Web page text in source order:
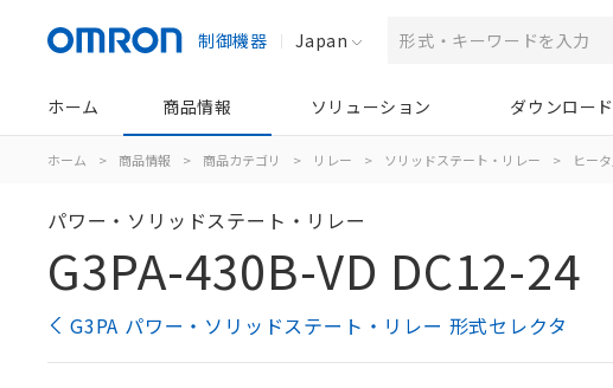
制御機器 Japan
ホーム 商品情報 ソリューション ダウンロード
ホーム > 商品情報 > 商品カテゴリ > リレー > ソリッドステート・リレー > ヒー
パワー・ソリッドステート・リレー
G3PA-430B-VD DC12-24
G3PA パワー・ソリッドステート・リレー 形式セレクタ